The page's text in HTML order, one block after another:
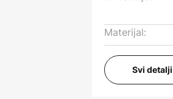
Materijal:
Svi